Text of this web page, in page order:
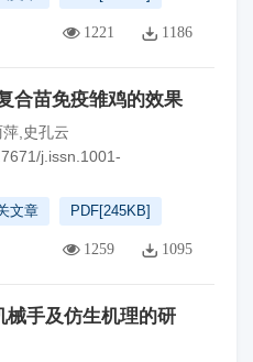
1221 1186
合苗免疫雏鸡的效果
,史孔云
j.issn.1001-
文章 PDF[245KB]
1259 1095
械手及仿生机理的研